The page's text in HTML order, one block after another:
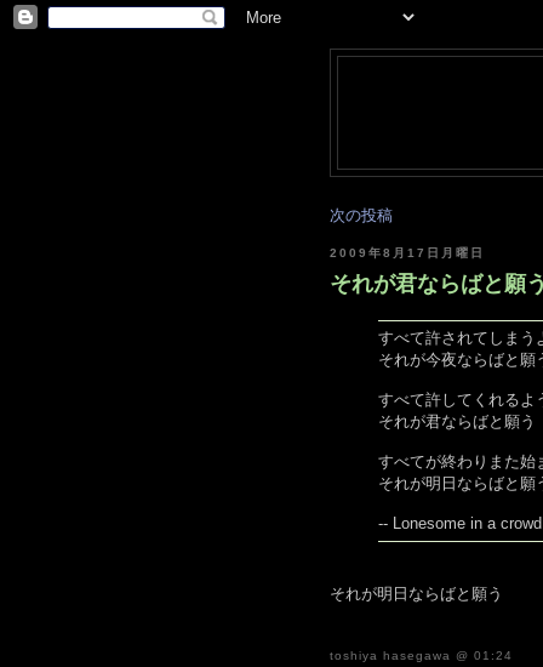
次の投稿
2009年8月17日月曜日
それが君ならばと願
すべて許されてしまう
それが今夜ならばと願
すべて許してくれるよ
それが君ならばと願う
すべてが終わりまた始
それが明日ならばと願
-- Lonesome in a
それが明日ならばと願う
toshiya hasegawa @ 01:24